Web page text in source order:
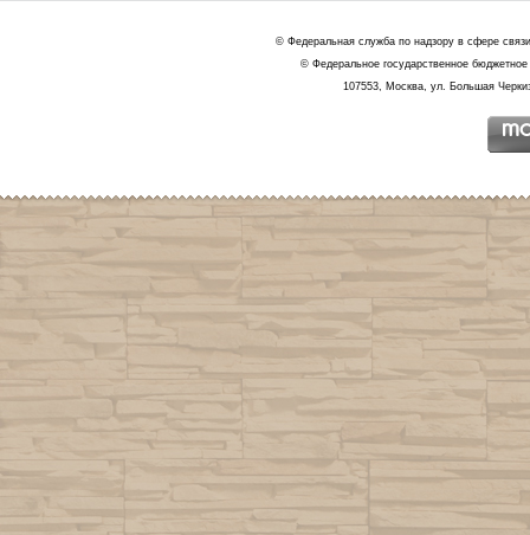
© Федеральная служба по надзору в сфере
© Федеральное государственное
107553, Москва, ул. Большая